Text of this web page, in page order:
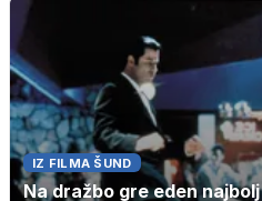
IZ FILMA ŠUND
Na dražbo gre eden